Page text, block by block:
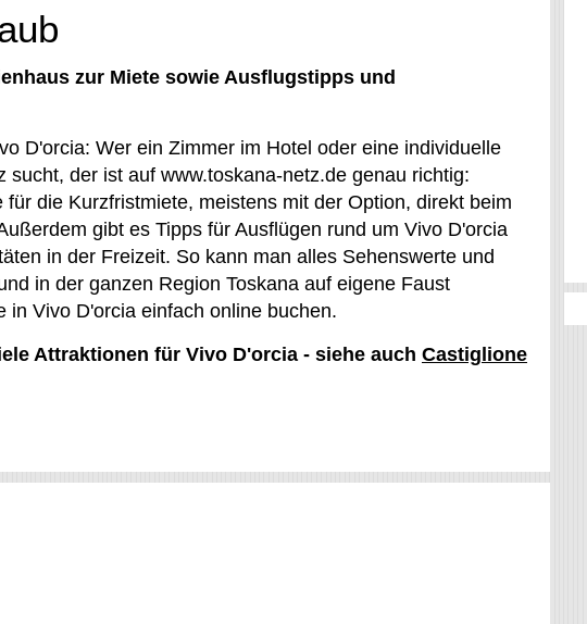
zur Miete sowie Ausflugstipps und
D'orcia: Wer ein Zimmer im Hotel oder eine individuelle
sucht, der ist auf www.toskana-netz.de genau richtig:
die Kurzfristmiete, meistens mit der Option, direkt beim
gibt es Tipps für Ausflügen rund um Vivo D'orcia
in der Freizeit. So kann man alles Sehenswerte und
in der ganzen Region Toskana auf eigene Faust
in Vivo D'orcia einfach online buchen.
Attraktionen für Vivo D'orcia - siehe auch Castiglione